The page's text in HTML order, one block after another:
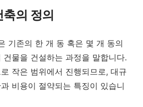
의 정의
기존의 한 개 동 혹은 몇 개 동의
건물을 건설하는 과정을 말합니다.
작은 범위에서 진행되므로, 대규
비용이 절약되는 특징이 있습니